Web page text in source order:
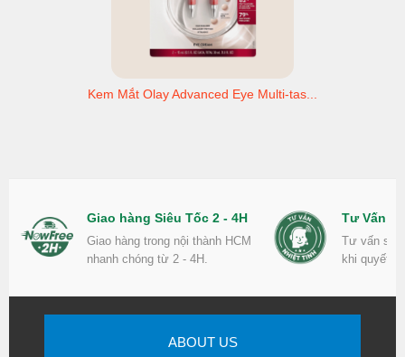
Kem Mắt Olay Advanced Eye Multi-tas...
Giao hàng Siêu Tốc 2 - 4H
Giao hàng trong nội thành HCM
nhanh chóng từ 2 - 4H.
Tư Vấn
Tư vấn
khi quyết
ABOUT US